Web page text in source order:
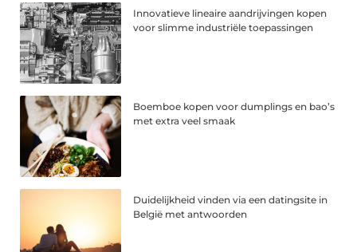
Innovatieve lineaire aandrijvingen kopen
voor slimme industriële toepassingen
Boemboe kopen voor dumplings en bao’s
met extra veel smaak
Duidelijkheid vinden via een datingsite in
België met antwoorden